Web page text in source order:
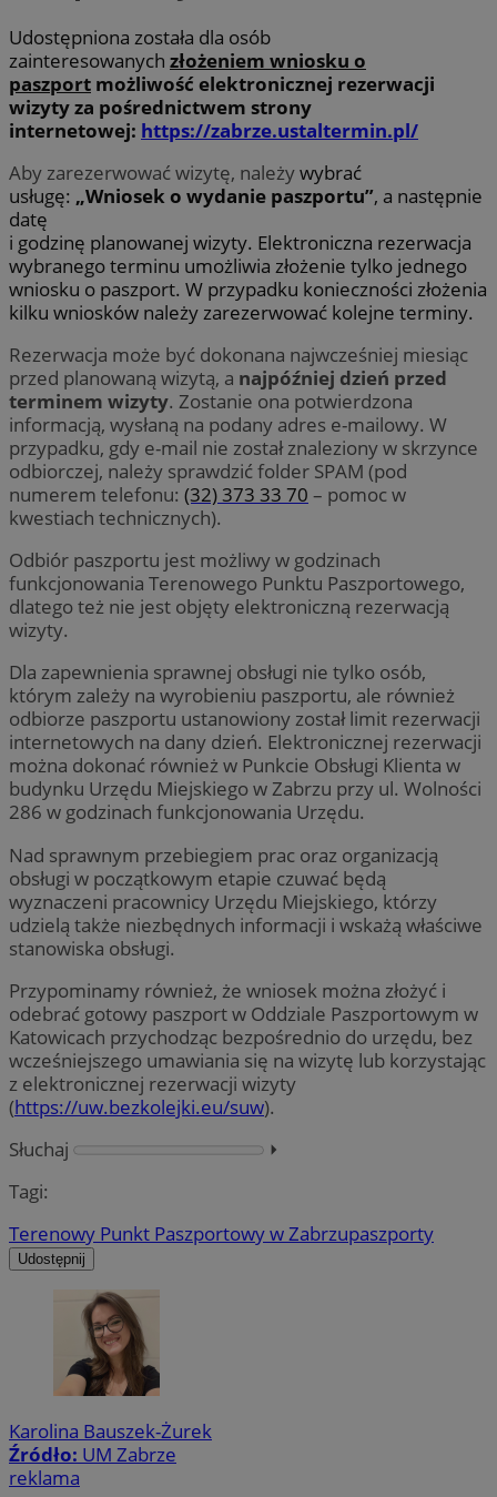
Udostępniona została dla osób
zainteresowanych złożeniem wniosku o
paszport możliwość elektronicznej rezerwacji
wizyty za pośrednictwem strony
internetowej: https://zabrze.ustaltermin.pl/
Aby zarezerwować wizytę, należywybrać
usługę: „Wniosek o wydanie paszportu”, a następnie
datę
i godzinę planowanej wizyty. Elektroniczna rezerwacja
wybranego terminu umożliwia złożenie tylko jednego
wniosku o paszport. W przypadku konieczności złożenia
kilku wniosków należy zarezerwować kolejne terminy.
Rezerwacja może być dokonana najwcześniej miesiąc
przed planowaną wizytą, a najpóźniej dzień przed
terminem wizyty. Zostanie ona potwierdzona
informacją, wysłaną na podany adres e-mailowy. W
przypadku, gdy e-mail nie został znaleziony w skrzynce
odbiorczej, należy sprawdzić folder SPAM (pod
numerem telefonu: (32) 373 33 70 – pomoc w
kwestiach technicznych).
Odbiór paszportu jest możliwy w godzinach
funkcjonowania Terenowego Punktu Paszportowego,
dlatego też nie jest objęty elektroniczną rezerwacją
wizyty.
Dla zapewnienia sprawnej obsługi nie tylko osób,
którym zależy na wyrobieniu paszportu, ale również
odbiorze paszportu ustanowiony został limit rezerwacji
internetowych na dany dzień. Elektronicznej rezerwacji
można dokonać również w Punkcie Obsługi Klienta w
budynku Urzędu Miejskiego w Zabrzu przy ul. Wolności
286 w godzinach funkcjonowania Urzędu.
Nad sprawnym przebiegiem prac oraz organizacją
obsługi w początkowym etapie czuwać będą
wyznaczeni pracownicy Urzędu Miejskiego, którzy
udzielą także niezbędnych informacji i wskażą właściwe
stanowiska obsługi.
Przypominamy również, że wniosek można złożyć i
odebrać gotowy paszport w Oddziale Paszportowym w
Katowicach przychodząc bezpośrednio do urzędu, bez
wcześniejszego umawiania się na wizytę lub korzystając
z elektronicznej rezerwacji wizyty
(https://uw.bezkolejki.eu/suw).
Słuchaj
⏵︎
Tagi:
Terenowy Punkt Paszportowy w Zabrzupaszporty
Udostępnij
Karolina Bauszek-Żurek
Źródło: UM Zabrze
reklama